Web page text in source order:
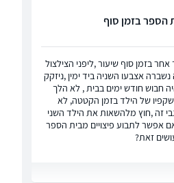
הספר בזמן סוף
בזמן סוף שיעור ,ליפני הצילצול
אצבעו השניה ביד ימין ,ניזקק
חבוש חודש ימים בבית , לא הלך
של הילד בזמן הקטטה, לא
זה ,חוץ מלהשאות את הילד השני
אפשר לתבוע פיצויים מבית הספר
זאת?